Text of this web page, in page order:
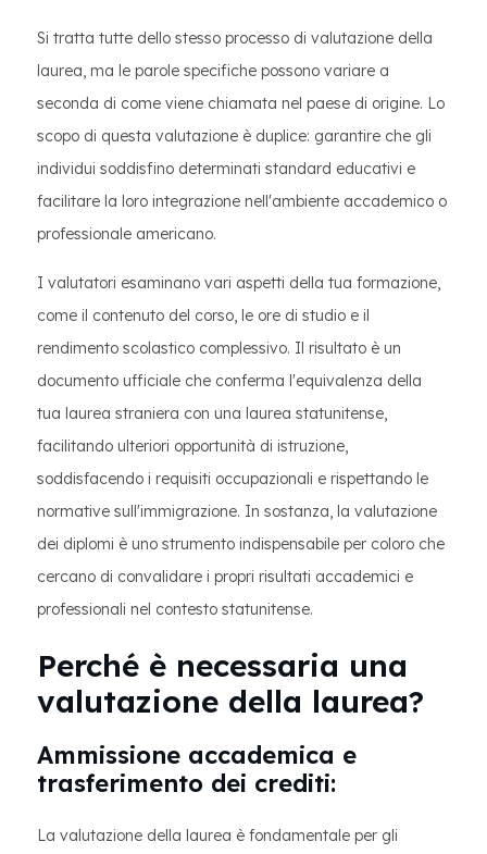
Si tratta tutte dello stesso processo di valutazione della
laurea, ma le parole specifiche possono variare a
seconda di come viene chiamata nel paese di origine. Lo
scopo di questa valutazione è duplice: garantire che gli
individui soddisfino determinati standard educativi e
facilitare la loro integrazione nell'ambiente accademico o
professionale americano.
I valutatori esaminano vari aspetti della tua formazione,
come il contenuto del corso, le ore di studio e il
rendimento scolastico complessivo. Il risultato è un
documento ufficiale che conferma l'equivalenza della
tua laurea straniera con una laurea statunitense,
facilitando ulteriori opportunità di istruzione,
soddisfacendo i requisiti occupazionali e rispettando le
normative sull'immigrazione. In sostanza, la valutazione
dei diplomi è uno strumento indispensabile per coloro che
cercano di convalidare i propri risultati accademici e
professionali nel contesto statunitense.
Perché è necessaria una
valutazione della laurea?
Ammissione accademica e
trasferimento dei crediti:
La valutazione della laurea è fondamentale per gli